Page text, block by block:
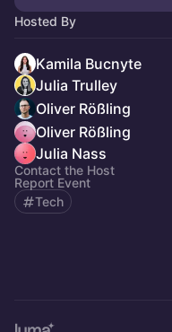
Hosted By
Kamila Bucnyte
Julia Trulley
Oliver Rößling
Oliver Rößling
Julia Nass
Contact the Host
Report Event
Tech